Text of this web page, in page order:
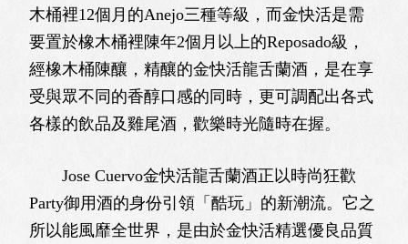
木桶裡12個月的Anejo三種等級，而金快活是需
要置於橡木桶裡陳年2個月以上的Reposado級，
經橡木桶陳釀，精釀的金快活龍舌蘭酒，是在享
受與眾不同的香醇口感的同時，更可調配出各式
各樣的飲品及雞尾酒，歡樂時光隨時在握。
Jose Cuervo金快活龍舌蘭酒正以時尚狂歡
Party御用酒的身份引領「酷玩」的新潮流。它之
所以能風靡全世界，是由於金快活精選優良品質